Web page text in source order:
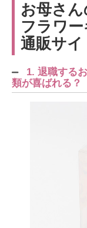
お母さ
フラワ
通販サ
1. 退職する
類が喜ばれる？